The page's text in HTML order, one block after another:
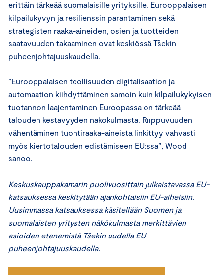
erittäin tärkeää suomalaisille yrityksille. Eurooppalaisen
kilpailukyvyn ja resilienssin parantaminen sekä
strategisten raaka-aineiden, osien ja tuotteiden
saatavuuden takaaminen ovat keskiössä Tšekin
puheenjohtajuuskaudella.
”Eurooppalaisen teollisuuden digitalisaation ja
automaation kiihdyttäminen samoin kuin kilpailukykyisen
tuotannon laajentaminen Euroopassa on tärkeää
talouden kestävyyden näkökulmasta. Riippuvuuden
vähentäminen tuontiraaka-aineista linkittyy vahvasti
myös kiertotalouden edistämiseen EU:ssa”, Wood
sanoo.
Keskuskauppakamarin puolivuosittain julkaistavassa EU-
katsauksessa keskitytään ajankohtaisiin EU-aiheisiin.
Uusimmassa katsauksessa käsitellään Suomen ja
suomalaisten yritysten näkökulmasta merkittävien
asioiden etenemistä Tšekin uudella EU-
puheenjohtajuuskaudella.